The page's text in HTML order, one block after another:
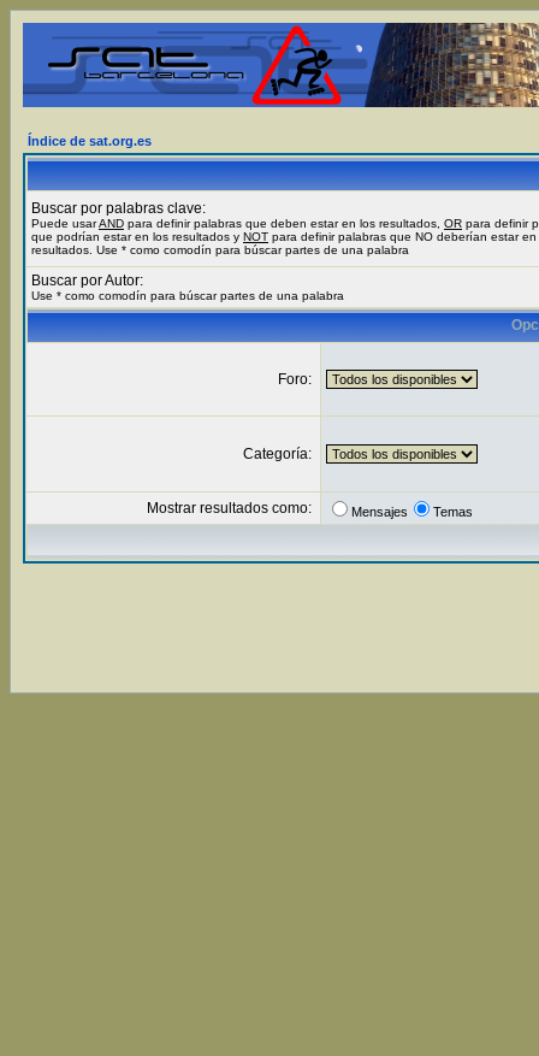
Índice de sat.org.es
Buscar por palabras clave:
Puede usarAND para definir palabras que deben estar en los resultados, OR para definir
que podrían estar en los resultados y NOT para definir palabras que NO deberían estar en
resultados. Use * como comodín para búscar partes de una palabra
Buscar por Autor:
Use * como comodín para búscar partes de una palabra
Foro:
Categoría:
Mostrar resultados como: Mensajes Temas